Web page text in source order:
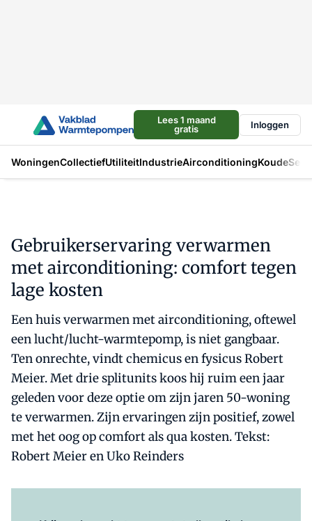
Lees 1 maand
gratis
Inloggen
WoningenCollectiefUtiliteitIndustrieAirconditioningKoude
Gebruikerservaring verwarmen
met airconditioning: comfort tegen
lage kosten
Een huis verwarmen met airconditioning, oftewel
een lucht/lucht-warmtepomp, is niet gangbaar.
Ten onrechte, vindt chemicus en fysicus Robert
Meier. Met drie splitunits koos hij ruim een jaar
geleden voor deze optie om zijn jaren 50-woning
te verwarmen. Zijn ervaringen zijn positief, zowel
met het oog op comfort als qua kosten. Tekst:
Robert Meier en Uko Reinders